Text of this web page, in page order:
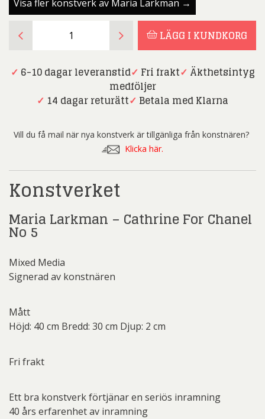
Visa fler konstverk av Maria Larkman →
Larkman
Cathrine
Chanel
Media
mängd
LÄGG I KUNDKORG
✓ 6-10 dagar leveranstid✓ Fri frakt✓ Äkthetsintyg
medföljer
✓ 14 dagar returätt✓ Betala med Klarna
Vill du få mail när nya konstverk är tillgänliga från konstnären?
Klicka här.
Konstverket
Maria Larkman – Cathrine For Chanel
No 5
Mixed Media
Signerad av konstnären
Mått
Höjd: 40 cm Bredd: 30 cm Djup: 2 cm
Fri frakt
Ett bra konstverk förtjänar en seriös inramning
40 års erfarenhet av inramning